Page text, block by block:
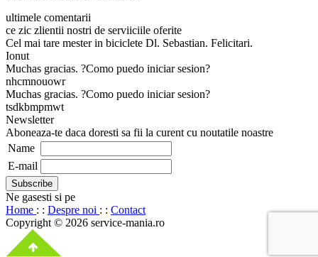
ultimele comentarii
ce zic zlientii nostri de serviiciile oferite
Cel mai tare mester in biciclete Dl. Sebastian. Felicitari.
Ionut
Muchas gracias. ?Como puedo iniciar sesion?
nhcmnouowr
Muchas gracias. ?Como puedo iniciar sesion?
tsdkbmpmwt
Newsletter
Aboneaza-te daca doresti sa fii la curent cu noutatile noastre
Name
E-mail
Ne gasesti si pe
Home : : Despre noi : : Contact
Copyright © 2026 service-mania.ro